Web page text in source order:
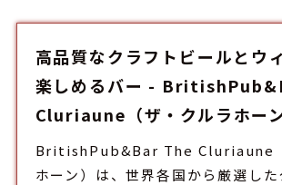
高品質なクラフトビールとウ
楽しめるバー -
Cluriaune（ザ・クルラホーン
BritishPub&Bar The Cluriaune
ホーン）は、世界各国から厳選した